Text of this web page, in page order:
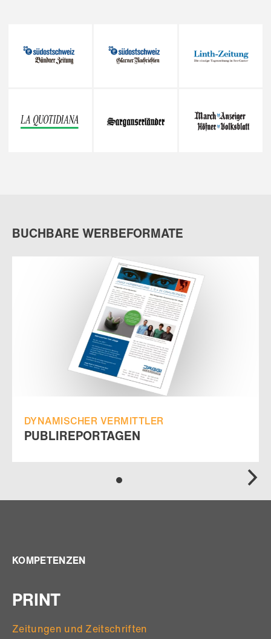
BUCHBARE WERBEFORMATE
DYNAMISCHER VERMITTLER
PUBLIREPORTAGEN
KOMPETENZEN
PRINT
Zeitungen und Zeitschriften